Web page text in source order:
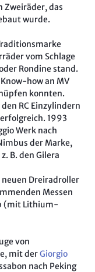
Zweiräder, das
wurde.
vom Schlage
Rondine stand.
how an MV
konnten.
RC Einzylindern
1993
Werk nach
der Marke,
B. den Gilera
Dreiradroller
Messen
(mit Lithium-
von
mit derGiorgio
nach Peking